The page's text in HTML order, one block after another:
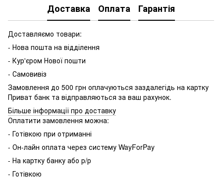
Доставка Оплата Гарантія
Доставляємо товари:
- Нова пошта на відділення
- Кур'єром Нової пошти
- Самовивіз
Замовлення до 500 грн оплачуються заздалегідь на картку
Приват банк та відправляються за ваш рахунок.
Більше інформації про доставку
Оплатити замовлення можна:
- Готівкою при отриманні
- Он-лайн оплата через систему WayForPay
- На картку банку або р/р
- Готівкою